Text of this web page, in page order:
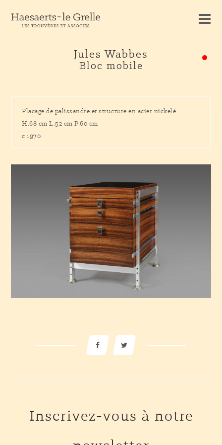
Jules Wabbes
Bloc mobile
Placage de palissandre et structure en acier nickelé.
H.68 cm L.52 cm P.60 cm
c.1970
Inscrivez-vous à notre